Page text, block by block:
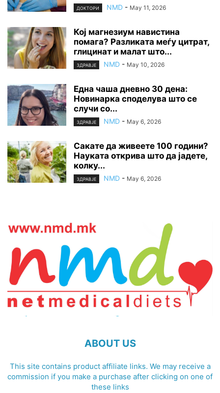
ДОКТОРИ NMD - May 11, 2026
Кој магнезиум навистина
помага? Разликата меѓу цитрат,
глицинат и малат што...
ЗДРАВЈЕ NMD - May 10, 2026
Една чаша дневно 30 дена:
Новинарка споделува што се
случи со...
ЗДРАВЈЕ NMD - May 6, 2026
Сакате да живеете 100 години?
Науката открива што да јадете,
колку...
ЗДРАВЈЕ NMD - May 6, 2026
ABOUT US
This site contains product affiliate links. We may receive a
commission if you make a purchase after clicking on one of
these links